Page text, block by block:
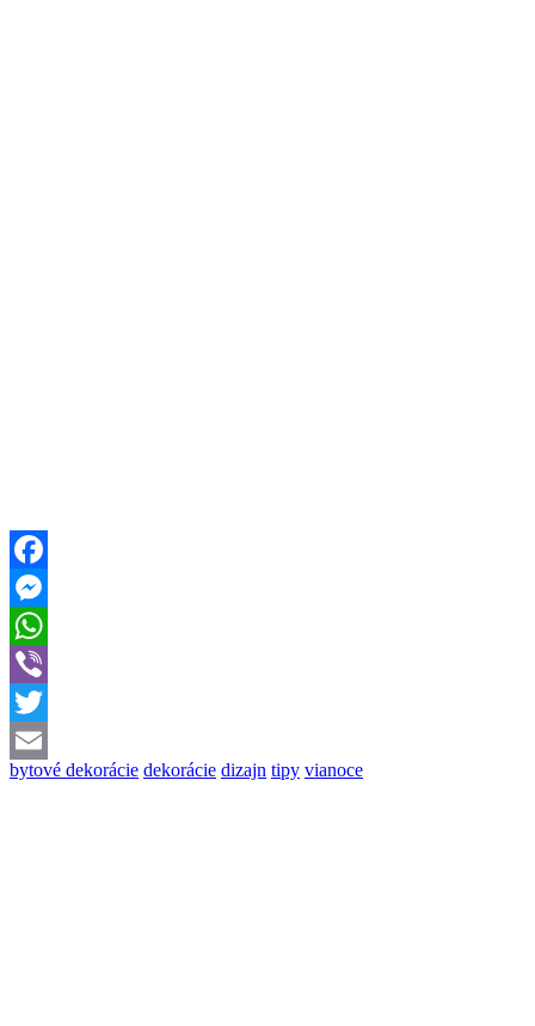
Facebook
Messenger
WhatsApp
Viber
Twitter
Email
bytové dekorácie dekorácie dizajn tipy vianoce